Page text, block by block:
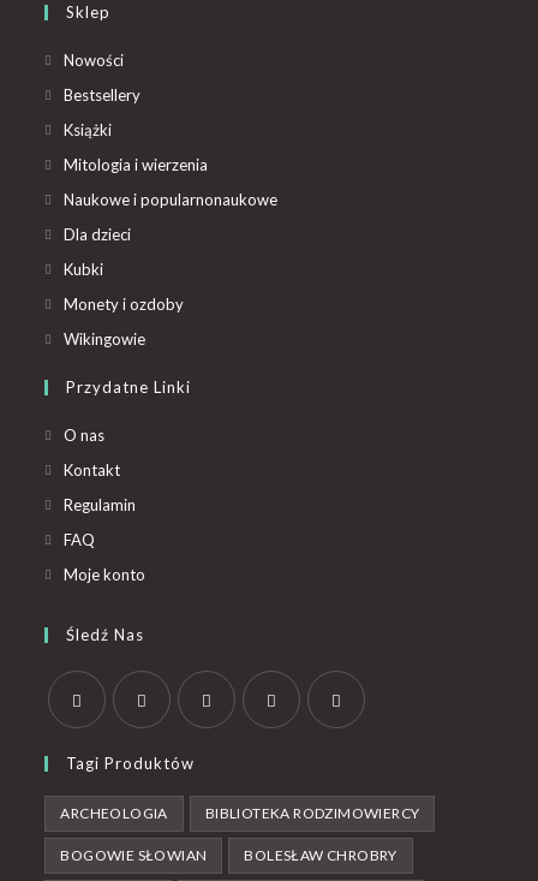
Sklep
Nowości
Bestsellery
Książki
Mitologia i wierzenia
Naukowe i popularnonaukowe
Dla dzieci
Kubki
Monety i ozdoby
Wikingowie
Przydatne Linki
O nas
Kontakt
Regulamin
FAQ
Moje konto
Śledź Nas
Tagi Produktów
ARCHEOLOGIA BIBLIOTEKA RODZIMOWIERCY
BOGOWIE SŁOWIAN BOLESŁAW CHROBRY